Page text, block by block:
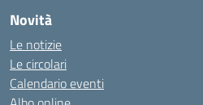
Novità
Le notizie
Le circolari
Calendario eventi